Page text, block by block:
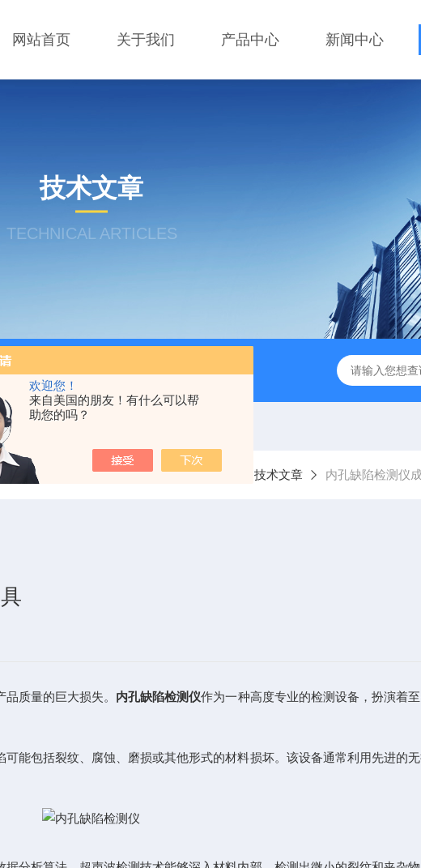
欢迎您！
来自美国的朋友！有什么可以帮
助您的吗？
网站首页 关于我们 产品中心 新闻中心
技术文章
TECHNICAL ARTICLES
测台 TOSOK气动量仪CAG2000 X-
当前位置：首页 技术文章 内孔缺陷检测仪
质量的巨大损失。 内孔缺陷检测仪作为一种高度专业的检测设备，扮演着
包括裂纹、腐蚀、磨损或其他形式的材料损坏。该设备通常利用先进的